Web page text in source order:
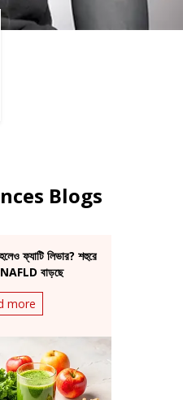
Blogs
ফ্যাটি লিভার? শহুরে
বাড়ছে
more